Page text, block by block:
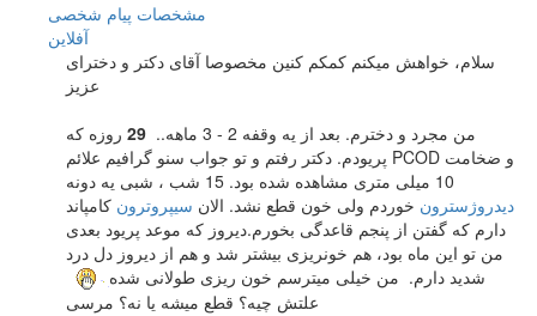
مشخصات پیام شخصی
آفلاين
سلام، خواهش میکنم کمکم کنین مخصوصا آقای دکتر و دخترای
عزیز
من مجرد و دخترم. بعد از یه وقفه 2 - 3 ماهه..
29 روزه که
پریودم. دکتر رفتم و تو جواب سنو گرافیم علائم PCOD و ضخامت
10 میلی متری مشاهده شده بود. 15 شب ، شبی یه دونه
دیدروژسترون خوردم ولی خون قطع نشد. الان سیپروترون کامپاند
دارم که گفتن از پنجم قاعدگی بخورم.دیروز که موعد پریود بعدی
من تو این ماه بود، هم خونریزی بیشتر شد و هم از دیروز دل درد
شدید دارم. من خیلی میترسم خون ریزی طولانی شده
علتش چیه؟ قطع میشه یا نه؟ مرسی